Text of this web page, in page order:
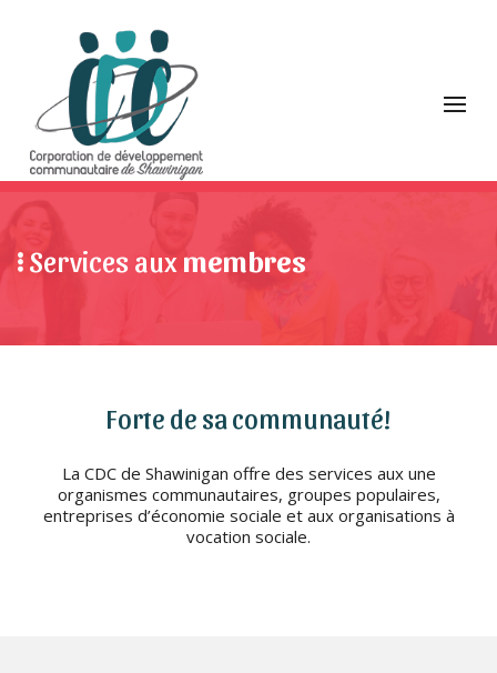
Services aux membres
Forte de sa communauté!
La CDC de Shawinigan offre des services aux une
organismes communautaires, groupes populaires,
entreprises d’économie sociale et aux organisations à
vocation sociale.